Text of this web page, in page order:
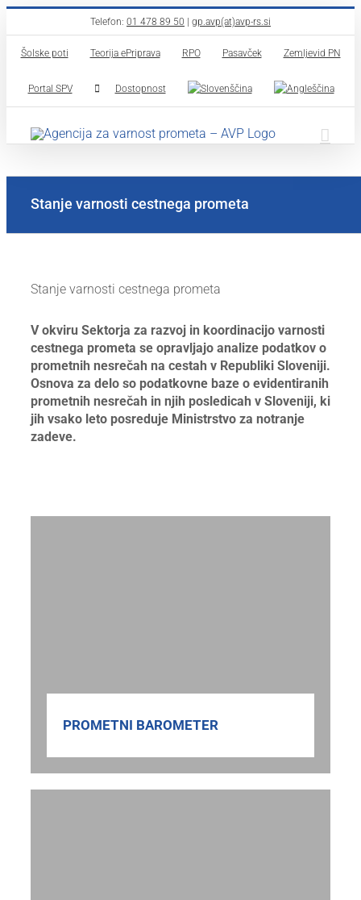
to
content
Telefon: 01 478 89 50 gp.avp(at)avp-rs.si
Šolske poti Teorija ePriprava RPO Pasavček Zemljevid PN
Portal SPV Dostopnost
Stanje varnosti cestnega prometa
Stanje varnosti cestnega prometa
V okviru Sektorja za razvoj in koordinacijo varnosti
cestnega prometa se opravljajo analize podatkov o
prometnih nesrečah na cestah v Republiki Sloveniji.
Osnova za delo so podatkovne baze o evidentiranih
prometnih nesrečah in njih posledicah v Sloveniji, ki
jih vsako leto posreduje Ministrstvo za notranje
zadeve.
PROMETNI BAROMETER